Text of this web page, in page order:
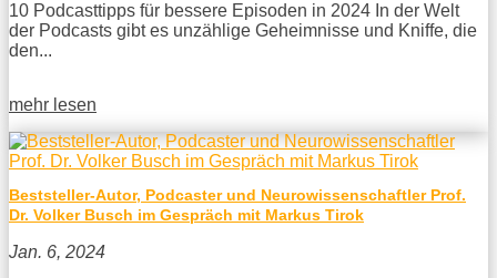
10 Podcasttipps für bessere Episoden in 2024 In der Welt
der Podcasts gibt es unzählige Geheimnisse und Kniffe, die
den...
mehr lesen
Beststeller-Autor, Podcaster und Neurowissenschaftler Prof.
Dr. Volker Busch im Gespräch mit Markus Tirok
Jan. 6, 2024